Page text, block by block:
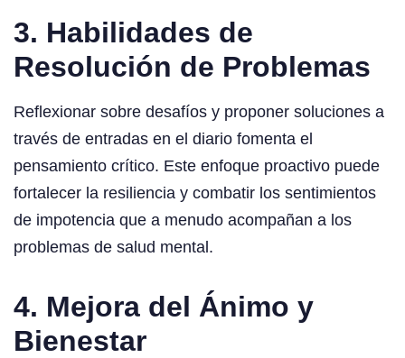
3. Habilidades de
Resolución de Problemas
Reflexionar sobre desafíos y proponer soluciones a
través de entradas en el diario fomenta el
pensamiento crítico. Este enfoque proactivo puede
fortalecer la resiliencia y combatir los sentimientos
de impotencia que a menudo acompañan a los
problemas de salud mental.
4. Mejora del Ánimo y
Bienestar